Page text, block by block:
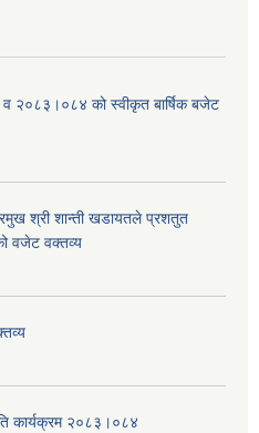
व २०८३।०८४ को स्वीकृत बार्षिक बजेट
श्री शान्ती खडायतले प्रशतुत
वजेट वक्तव्य
कार्यक्रम २०८३।०८४